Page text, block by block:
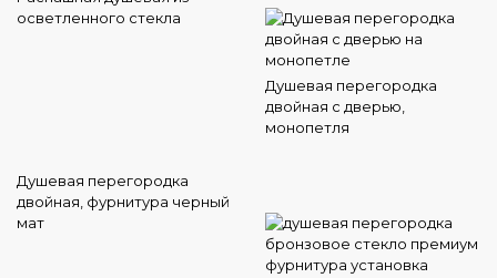
осветленного стекла
Душевая перегородка
двойная с дверью,
монопетля
Душевая перегородка
двойная, фурнитура черный
мат